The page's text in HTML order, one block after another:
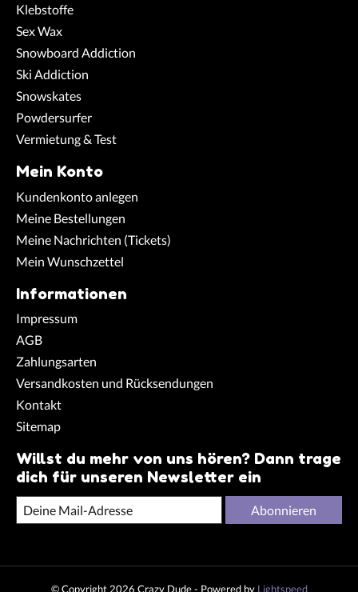
Klebstoffe
Sex Wax
Snowboard Addiction
Ski Addiction
Snowskates
Powdersurfer
Vermietung & Test
Mein Konto
Kundenkonto anlegen
Meine Bestellungen
Meine Nachrichten (Tickets)
Mein Wunschzettel
Informationen
Impressum
AGB
Zahlungsarten
Versandkosten und Rücksendungen
Kontakt
Sitemap
Willst du mehr von uns hören? Dann trage
dich für unseren Newsletter ein
Abonnieren
© Copyright 2026 Crazy Dude - Powered by Lightspeed